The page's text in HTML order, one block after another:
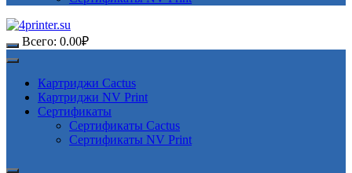
Всего: 0.00₽
Картриджи Cactus
Картриджи NV Print
Сертификаты
Сертификаты Cactus
Сертификаты NV Print